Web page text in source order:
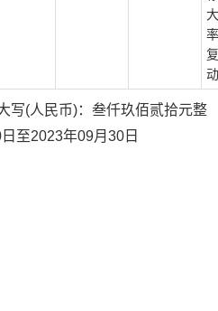
写(人民币)：叁仟玖佰贰拾元整
至2023年09月30日